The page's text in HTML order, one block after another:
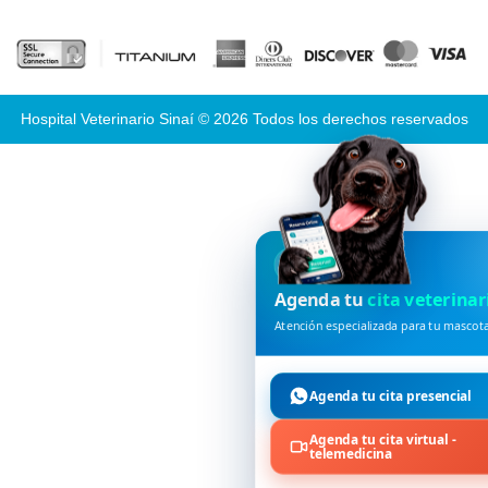
Hospital Veterinario Sinaí © 2026 Todos los derechos reservados
HVDES
Agenda tucita
Atención especializada para tu
Agenda tu cita presencial
Agenda tu cita virtual -
telemedicina